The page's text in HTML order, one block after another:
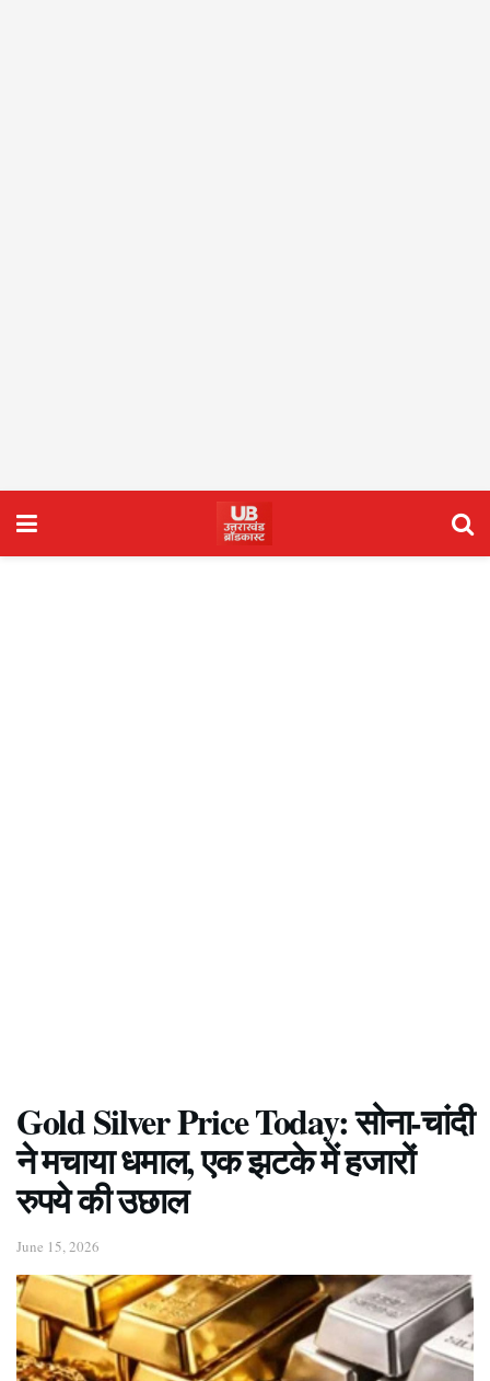
Gold Silver Price Today: सोना-चांदी
ने मचाया धमाल, एक झटके में हजारों
रुपये की उछाल
June 15, 2026